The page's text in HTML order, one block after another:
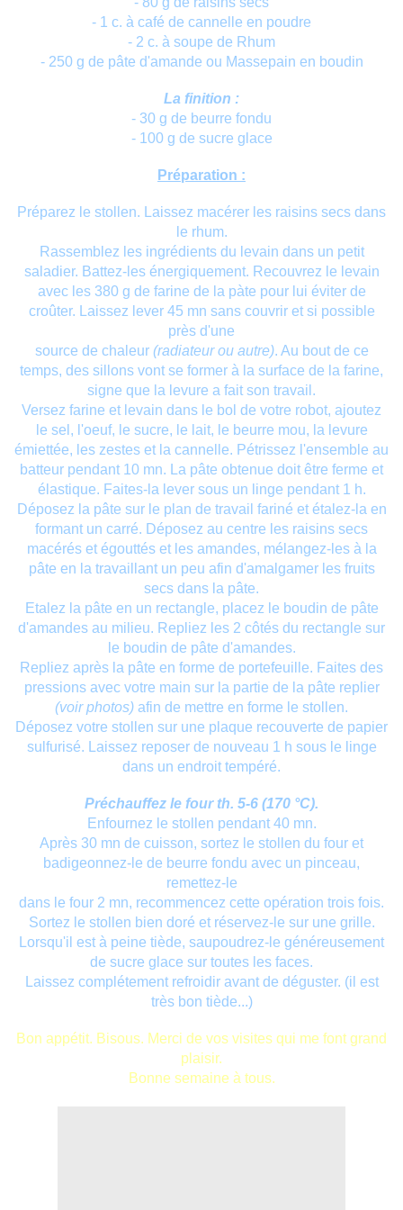
- 1 c. à café de cannelle en poudre
- 2 c. à soupe de Rhum
- 250 g de pâte d'amande ou Massepain en boudin
La finition :
- 30 g de beurre fondu
- 100 g de sucre glace
Préparation :
Préparez le stollen. Laissez macérer les raisins secs dans
le rhum.
Rassemblez les ingrédients du levain dans un petit
saladier. Battez-les énergiquement. Recouvrez le levain
avec les 380 g de farine de la pàte pour lui éviter de
croûter. Laissez lever 45 mn sans couvrir et si possible
près d'une
source de chaleur (radiateur ou autre). Au bout de ce
temps, des sillons vont se former à la surface de la farine,
signe que la levure a fait son travail.
Versez farine et levain dans le bol de votre robot, ajoutez
le sel, l'oeuf, le sucre, le lait, le beurre mou, la levure
émiettée, les zestes et la cannelle. Pétrissez l'ensemble au
batteur pendant 10 mn. La pâte obtenue doit être ferme et
élastique. Faites-la lever sous un linge pendant 1 h.
Déposez la pâte sur le plan de travail fariné et étalez-la en
formant un carré. Déposez au centre les raisins secs
macérés et égouttés et les amandes, mélangez-les à la
pâte en la travaillant un peu afin d'amalgamer les fruits
secs dans la pâte.
Etalez la pâte en un rectangle, placez le boudin de pâte
d'amandes au milieu. Repliez les 2 côtés du rectangle sur
le boudin de pâte d'amandes.
Repliez après la pâte en forme de portefeuille. Faites des
pressions avec votre main sur la partie de la pâte replier
(voir photos) afin de mettre en forme le stollen.
Déposez votre stollen sur une plaque recouverte de papier
sulfurisé. Laissez reposer de nouveau 1 h sous le linge
dans un endroit tempéré.
Préchauffez le four th. 5-6 (170 °C).
Enfournez le stollen pendant 40 mn.
Après 30 mn de cuisson, sortez le stollen du four et
badigeonnez-le de beurre fondu avec un pinceau,
remettez-le
dans le four 2 mn, recommencez cette opération trois fois.
Sortez le stollen bien doré et réservez-le sur une grille.
Lorsqu'il est à peine tiède, saupoudrez-le généreusement
de sucre glace sur toutes les faces.
Laissez complétement refroidir avant de déguster. (il est
très bon tiède...)
Bon appétit. Bisous. Merci de vos visites qui me font grand
plaisir.
Bonne semaine à tous.